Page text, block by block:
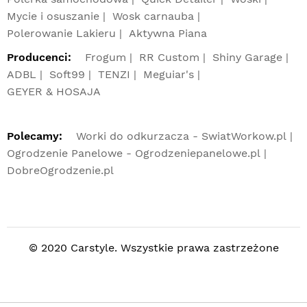
Mycie i osuszanie
Wosk carnauba
Polerowanie Lakieru
Aktywna Piana
Producenci:
Frogum RR Custom
Shiny Garage
ADBL
Soft99 TENZI
Meguiar's
GEYER & HOSAJA
Polecamy:
Worki do odkurzacza - SwiatWorkow.pl
Ogrodzenie Panelowe - Ogrodzeniepanelowe.pl
DobreOgrodzenie.pl
© 2020 Carstyle. Wszystkie prawa zastrzeżone